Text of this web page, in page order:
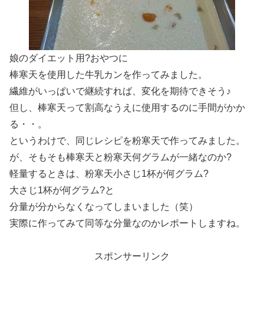
娘のダイエット用?おやつに
棒寒天を使用した牛乳カンを作ってみました。
繊維がいっぱいで継続すれば、変化を期待できそう♪
但し、棒寒天って割高なうえに使用するのに手間がかか
る・・。
というわけで、同じレシピを粉寒天で作ってみました。
が、そもそも棒寒天と粉寒天何グラムが一緒なのか?
軽量するときは、粉寒天小さじ1杯が何グラム?
大さじ1杯が何グラム?と
分量が分からなくなってしまいました（笑）
実際に作ってみて同等な分量なのかレポートしますね。
スポンサーリンク